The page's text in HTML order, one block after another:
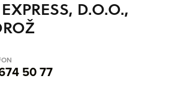
D.O.O.,
50 77